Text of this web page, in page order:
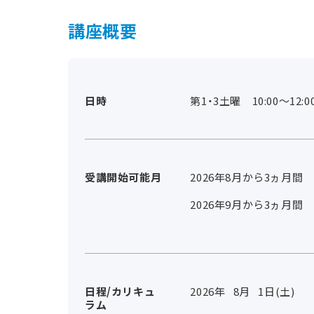
講座概要
日時 第1・3土曜 10:00～
受講開始可能月
2026年8月から3ヵ月間
2026年9月から3ヵ月間
日程/カリキュ
ラム
2026年 8月 1 日(土)